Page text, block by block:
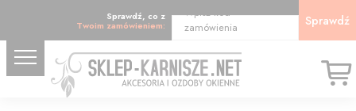
Sprawdź, co z
Twoim zamówieniem:
Wpisz kod
zamówienia
Sprawdź